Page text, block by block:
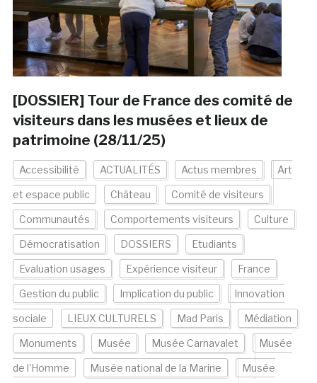
[DOSSIER] Tour de France des comité de
visiteurs dans les musées et lieux de
patrimoine (28/11/25)
Accessibilité ACTUALITÉS Actus membres Art
et espace public Château Comité de visiteurs
Communautés Comportements visiteurs Culture
Démocratisation DOSSIERS Etudiants
Evaluation usages Expérience visiteur France
Gestion du public Implication du public Innovation
sociale LIEUX CULTURELS Mad Paris Médiation
Monuments Musée Musée Carnavalet Musée
de l'Homme Musée national de la Marine Musée